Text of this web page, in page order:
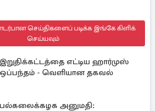
செய்திகளைப் படிக்க இங்கே கிளிக்
செய்யவும்
இறுதிக்கட்டத்தை எட்டிய ஹார்முஸ்
ஒப்பந்தம் - வெளியான தகவல்
பல்கலைக்கழக அனுமதி: